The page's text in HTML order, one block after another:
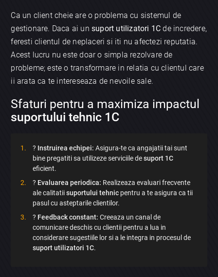
Ca un client cheie are o problema cu sistemul de
gestionare. Daca ai unsuport utilizatori 1C de incredere,
feresti clientul de neplaceri si iti nu afectezi reputatia.
Acest lucru nu este doar o simpla rezolvare de
probleme; este o transformare in relatia cu clientul care
ii arata ca te intereseaza de nevoile sale.
Sfaturi pentru a maximiza impactul
suportului tehnic 1C
? Instruirea echipei: Asigura-te ca angajatii tai sunt
bine pregatiti sa utilizeze serviciile desuport 1C
eficient.
? Evaluarea periodica: Realizeaza evaluari frecvente
ale calitatiisuportului tehnic pentru a te asigura ca tii
pasul cu asteptarile clientilor.
? Feedback constant: Creeaza un canal de
comunicare deschis cu clientii pentru a lua in
considerare sugestiile lor si a le integra in procesul de
suport utilizatori 1C.